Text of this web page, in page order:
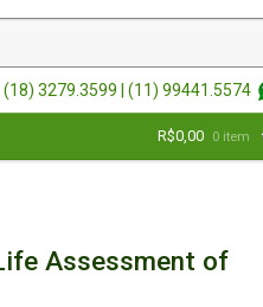
(18) 3279.3599 | (11) 99441.5574
R$0,00 0 item
Assessment of